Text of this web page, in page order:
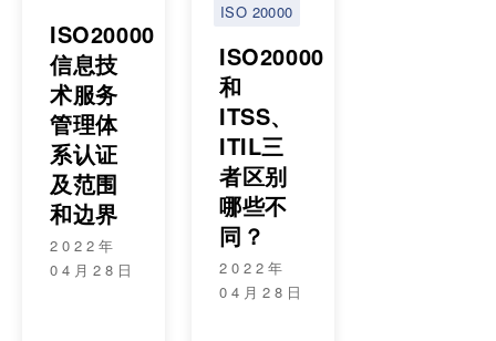
ISO20000
信息技
术服务
管理体
系认证
及范围
和边界
2022年
04月28日
ISO 20000
ISO20000
和
ITSS、
ITIL三
者区别
哪些不
同？
2022年
04月28日